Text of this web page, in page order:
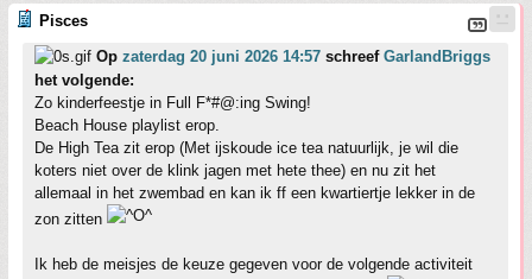
Pisces
Op zaterdag 20 juni 2026 14:57 schreef GarlandBriggs
het volgende:
Zo kinderfeestje in Full F*#@:ing Swing!
Beach House playlist erop.
De High Tea zit erop (Met ijskoude ice tea natuurlijk, je wil die
koters niet over de klink jagen met hete thee) en nu zit het
allemaal in het zwembad en kan ik ff een kwartiertje lekker in de
zon zitten
Ik heb de meisjes de keuze gegeven voor de volgende activiteit